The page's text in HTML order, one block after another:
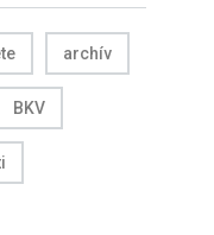
archív
BKV